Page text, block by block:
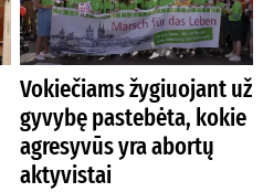
Vokiečiams žygiuojant už
gyvybę pastebėta, kokie
agresyvūs yra abortų
aktyvistai